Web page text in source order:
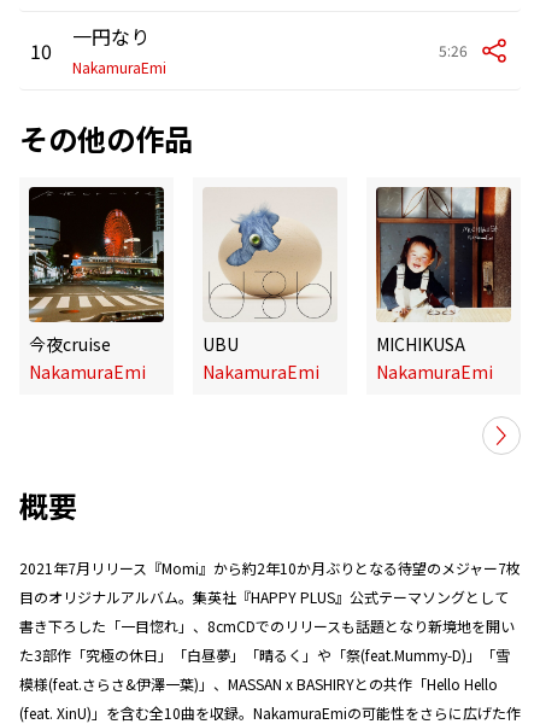
10 一円なり
NakamuraEmi
5:26
その他の作品
今夜cruise
NakamuraEmi
UBU
NakamuraEmi
MICHIKUSA
NakamuraEmi
概要
2021年7月リリース『Momi』から約2年10か月ぶりとなる待望のメジャー7枚
目のオリジナルアルバム。集英社『HAPPY PLUS』公式テーマソングとして
書き下ろした「一目惚れ」、8cmCDでのリリースも話題となり新境地を開い
た3部作「究極の休日」「白昼夢」「晴るく」や「祭(feat.Mummy-D)」「雪
模様(feat.さらさ&伊澤一葉)」、MASSAN x BASHIRYとの共作「Hello Hello
(feat. XinU)」を含む全10曲を収録。NakamuraEmiの可能性をさらに広げた作